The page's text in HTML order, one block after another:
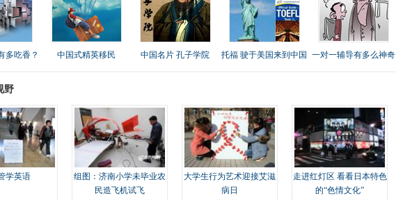
多吃香？ 中国式精英移民 中国名片 孔子学院 托福 驶于美国来到中国 一对一辅导有多么神奇
野
学英语
组图：济南小学未毕业农
民造飞机试飞
大学生行为艺术迎接艾滋
病日
走进红灯区 看看日本特色
的“色情文化”